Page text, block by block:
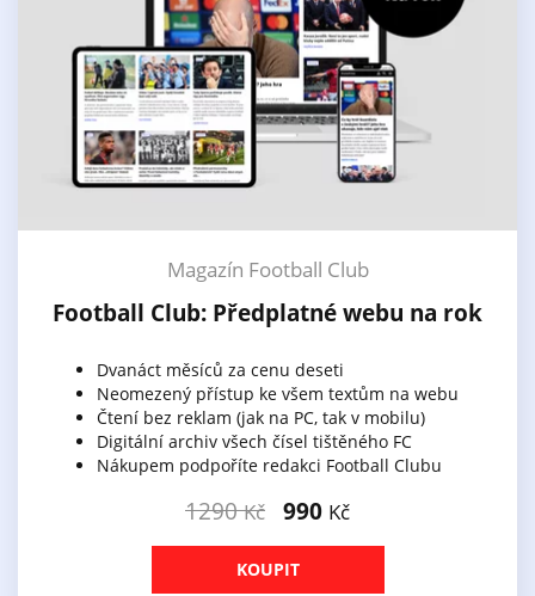
Magazín Football Club
Football Club: Předplatné webu na rok
Dvanáct měsíců za cenu deseti
Neomezený přístup ke všem textům na webu
Čtení bez reklam (jak na PC, tak v mobilu)
Digitální archiv všech čísel tištěného FC
Nákupem podpoříte redakci Football Clubu
1290Kč 990 Kč
KOUPIT